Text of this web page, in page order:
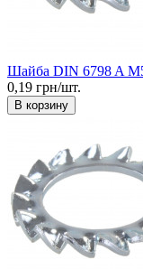
Шайба DIN 6798 A
0,19 грн/шт.
В корзину